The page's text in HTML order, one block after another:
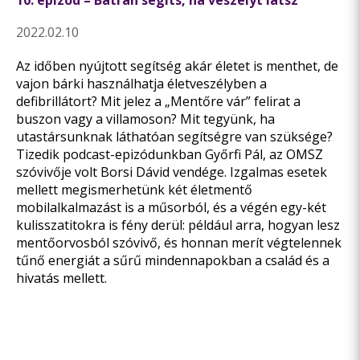
2022.02.10
Az időben nyújtott segítség akár életet is menthet, de
vajon bárki használhatja életveszélyben a
defibrillátort? Mit jelez a „Mentőre vár” felirat a
buszon vagy a villamoson? Mit tegyünk, ha
utastársunknak láthatóan segítségre van szüksége?
Tizedik podcast-epizódunkban Győrfi Pál, az OMSZ
szóvivője volt Borsi Dávid vendége. Izgalmas esetek
mellett megismerhetünk két életmentő
mobilalkalmazást is a műsorból, és a végén egy-két
kulisszatitokra is fény derül: például arra, hogyan lesz
mentőorvosból szóvivő, és honnan merít végtelennek
tűnő energiát a sűrű mindennapokban a család és a
hivatás mellett.